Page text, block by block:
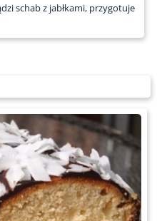
schab z jabłkami, przygotuje